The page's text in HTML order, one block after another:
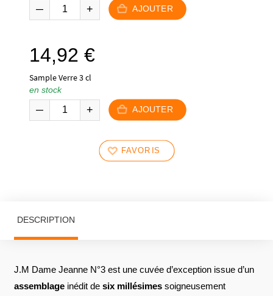
AJOUTER
14,92 €
Sample Verre 3 cl
en stock
AJOUTER
FAVORIS
DESCRIPTION
J.M Dame Jeanne N°3 est une cuvée d’exception issue d’un
assemblageinédit de six millésimessoigneusement